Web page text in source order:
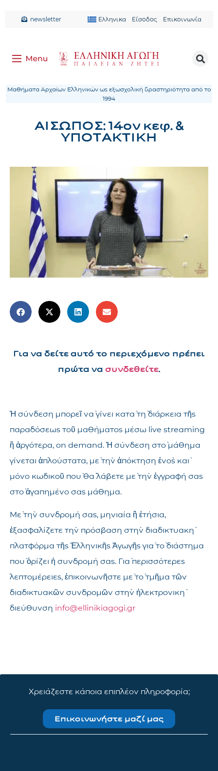
newsletter Ελληνικα Είσοδος Επικοινωνία
Μαθήματα Αρχαίων Ελληνικών ως εξωσχολική δραστηριότητα από το
1994
ΑΙΣΩΠΟΣ: 14ον κεφ. &
ΥΠΟΤΑΚΤΙΚΗ
Για να δείτε αυτό το περιεχόμενο πρέπει
πρώτα να συνδεθείτε.
Ἡ σύνδεση μπορεῖ νὰ γίνει κατὰ τὴ διάρκεια τῆς
παραδόσεως τοῦ μαθήματος μέσω live streaming
ἢ ἀργότερα, on demand. Ἡ σύνδεση στὸ μάθημα
γίνεται ἁπλούστατα, μὲ τὴν ἀπόκτηση ἑνὸς καὶ
μόνο κωδικοῦ ποὺ θὰ λάβετε μὲ τὴν ἐγγραφή σας
στὸ ἀγαπημένο σας μάθημα.
Μὲ τὴν συνδρομή σας, μηνιαία ἢ ἐτήσια,
ἐξασφαλίζετε τὴν πρόσβαση στὴν διαδικτυακὴ
πλατφόρμα τῆς Ἑλληνικῆς Ἀγωγῆς γιὰ τὸ διάστημα
ποὺ ὁρίζει ἡ συνδρομή σας. Γιὰ περισσότερες
λεπτομέρειες, ἐπικοινωνῆστε μὲ τὸ τμῆμα τῶν
διαδικτυακῶν συνδρομῶν στὴν ἠλεκτρονικὴ
διεύθυνση info@ellinikiagogi.gr
Χρειάζεστε κάποια επιπλέον πληροφορία;
Επικοινωνήστε μαζί μας